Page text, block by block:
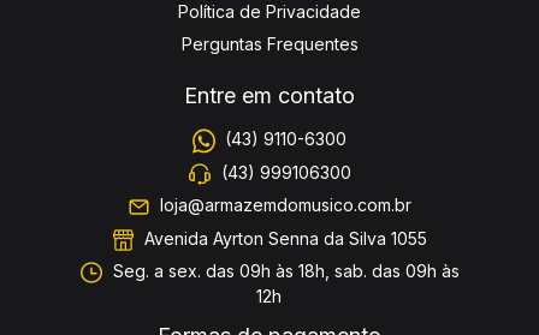
Política de Privacidade
Perguntas Frequentes
Entre em contato
(43) 9110-6300
(43) 999106300
loja@armazemdomusico.com.br
Avenida Ayrton Senna da Silva 1055
Seg. a sex. das 09h às 18h, sab. das 09h às
12h